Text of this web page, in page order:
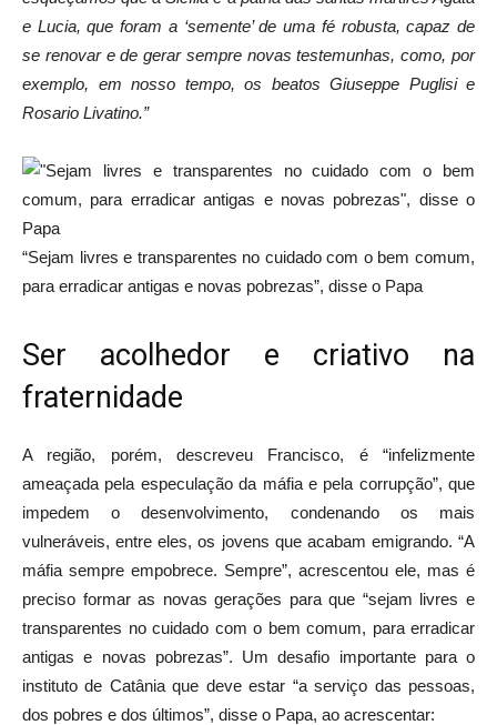
e Lucia, que foram a ‘semente’ de uma fé robusta, capaz de
se renovar e de gerar sempre novas testemunhas, como, por
exemplo, em nosso tempo, os beatos Giuseppe Puglisi e
Rosario Livatino.”
“Sejam livres e transparentes no cuidado com o bem comum,
para erradicar antigas e novas pobrezas”, disse o Papa
Ser acolhedor e criativo na
fraternidade
A região, porém, descreveu Francisco, é “infelizmente
ameaçada pela especulação da máfia e pela corrupção”, que
impedem o desenvolvimento, condenando os mais
vulneráveis, entre eles, os jovens que acabam emigrando. “A
máfia sempre empobrece. Sempre”, acrescentou ele, mas é
preciso formar as novas gerações para que “sejam livres e
transparentes no cuidado com o bem comum, para erradicar
antigas e novas pobrezas”. Um desafio importante para o
instituto de Catânia que deve estar “a serviço das pessoas,
dos pobres e dos últimos”, disse o Papa, ao acrescentar: